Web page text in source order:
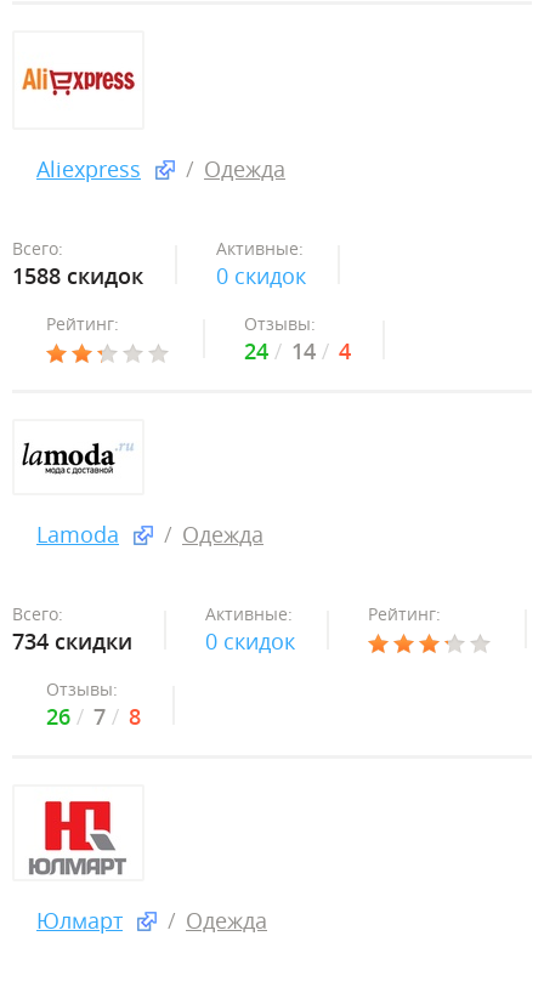
Aliexpress Одежда
Всего:
1588 скидок
Активные:
0 скидок
Рейтинг: Отзывы:
24 14 4
Lamoda Одежда
Всего:
734 скидки
Активные:
0 скидок
Рейтинг:
Отзывы:
26 7 8
Юлмарт Одежда